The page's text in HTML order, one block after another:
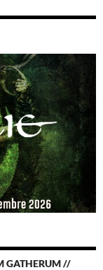
GATHERUM //